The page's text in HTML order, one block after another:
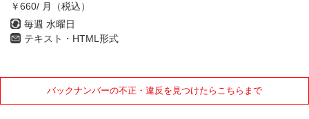
￥660/ 月（税込）
毎週 水曜日
テキスト・HTML形式
バックナンバーの不正・違反を見つけたらこちらまで